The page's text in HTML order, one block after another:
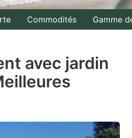
with
the
select
a
Commodités Gamme
avec jardin